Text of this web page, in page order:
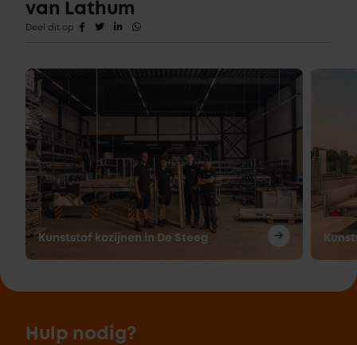
van Lathum
Deel dit op
Kunststof kozijnen in De Steeg
Hulp nodig?